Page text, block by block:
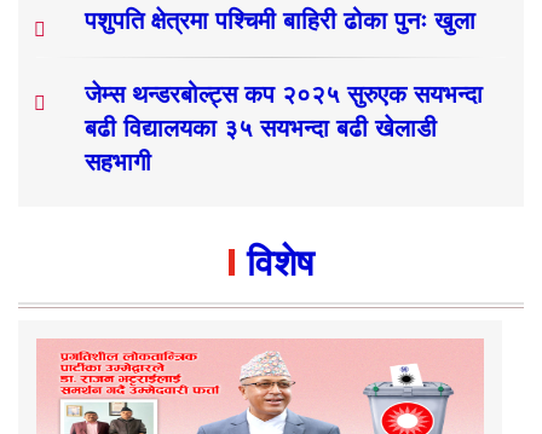
पशुपति क्षेत्रमा पश्चिमी बाहिरी ढोका पुनः खुला
जेम्स थन्डरबोल्ट्स कप २०२५ सुरुएक सयभन्दा
बढी विद्यालयका ३५ सयभन्दा बढी खेलाडी
सहभागी
विशेष